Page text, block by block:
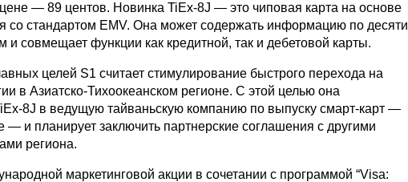
— 89 центов. Новинка TiEx-8J — это чиповая карта на основе
со стандартом EMV. Она может содержать информацию по десяти
и совмещает функции как кредитной, так и дебетовой карты.
целей S1 считает стимулирование быстрого перехода на
в Азиатско-Тихоокеанском регионе. С этой целью она
8J в ведущую тайваньскую компанию по выпуску смарт-карт —
— и планирует заключить партнерские соглашения с другими
региона.
маркетинговой акции в сочетании с программой “Visa: